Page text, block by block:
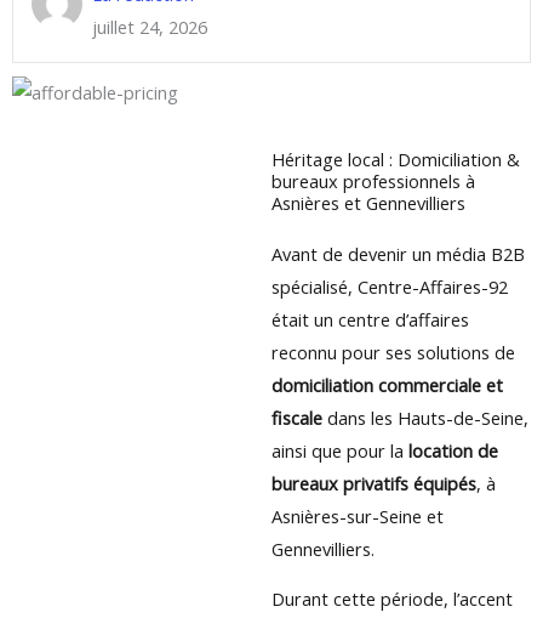
juillet 24, 2026
Héritage local : Domiciliation &
bureaux professionnels à
Asnières et Gennevilliers
Avant de devenir un média B2B
spécialisé, Centre-Affaires-92
était un centre d’affaires
reconnu pour ses solutions de
domiciliation commerciale et
fiscale dans les Hauts-de-Seine,
ainsi que pour la location de
bureaux privatifs équipés, à
Asnières-sur-Seine et
Gennevilliers.
Durant cette période, l’accent